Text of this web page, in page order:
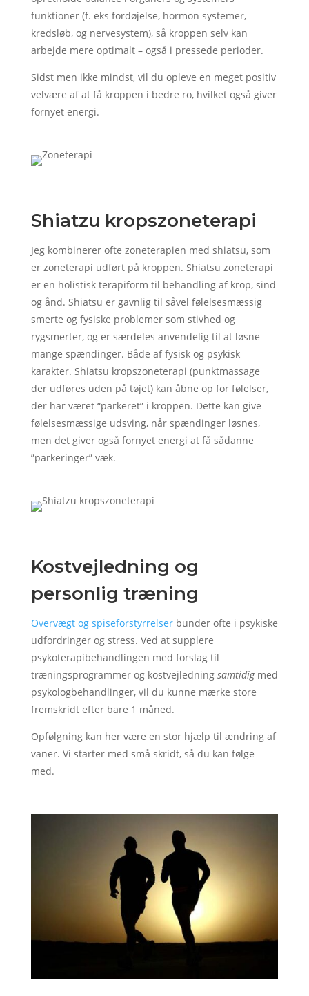
funktioner (f. eks fordøjelse, hormon systemer,
kredsløb, og nervesystem), så kroppen selv kan
arbejde mere optimalt – også i pressede perioder.
Sidst men ikke mindst, vil du opleve en meget positiv
velvære af at få kroppen i bedre ro, hvilket også giver
fornyet energi.
Shiatzu kropszoneterapi
Jeg kombinerer ofte zoneterapien med shiatsu, som
er zoneterapi udført på kroppen. Shiatsu zoneterapi
er en holistisk terapiform til behandling af krop, sind
og ånd. Shiatsu er gavnlig til såvel følelsesmæssig
smerte og fysiske problemer som stivhed og
rygsmerter, og er særdeles anvendelig til at løsne
mange spændinger. Både af fysisk og psykisk
karakter. Shiatsu kropszoneterapi (punktmassage
der udføres uden på tøjet) kan åbne op for følelser,
der har været “parkeret” i kroppen. Dette kan give
følelsesmæssige udsving, når spændinger løsnes,
men det giver også fornyet energi at få sådanne
”parkeringer” væk.
Kostvejledning og
personlig træning
Overvægt og spiseforstyrrelserbunder ofte i psykiske
udfordringer og stress. Ved at supplere
psykoterapibehandlingen med forslag til
træningsprogrammer og kostvejledning samtidigmed
psykologbehandlinger, vil du kunne mærke store
fremskridt efter bare 1 måned.
Opfølgning kan her være en stor hjælp til ændring af
vaner. Vi starter med små skridt, så du kan følge
med.